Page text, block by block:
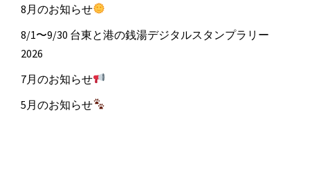
8月のお知らせ
8/1〜9/30 台東と港の銭湯デジタルスタンプラリー
2026
7月のお知らせ
5月のお知らせ